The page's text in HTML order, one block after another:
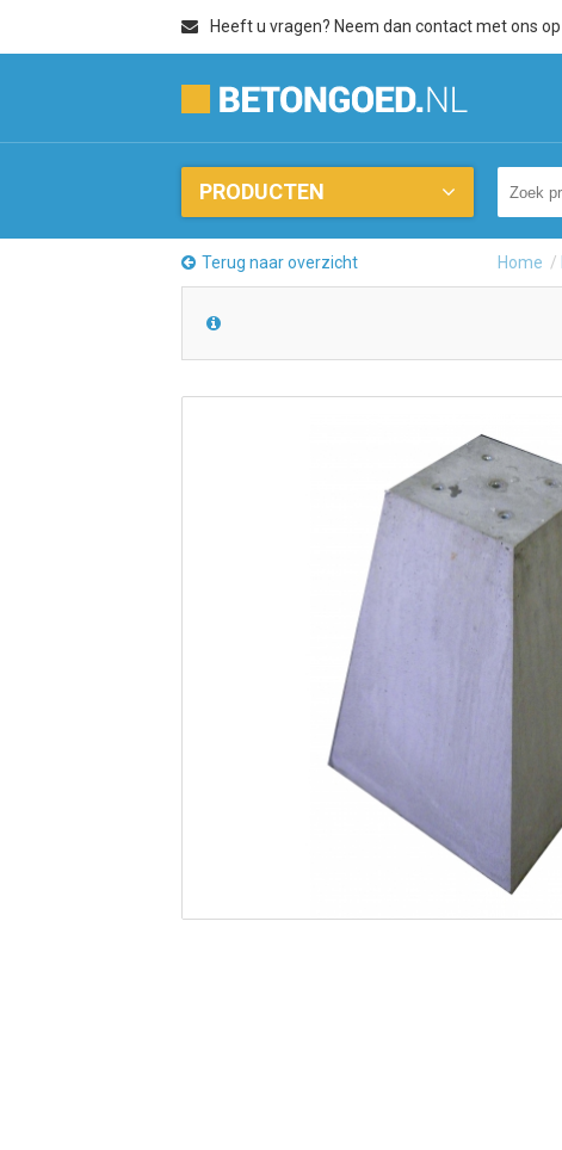
Heeft u vragen? Neem dan contact met ons op
PRODUCTEN
Terug naar overzicht Home /